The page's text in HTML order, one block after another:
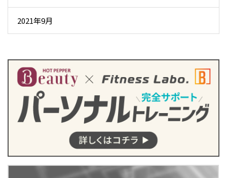
2021年9月